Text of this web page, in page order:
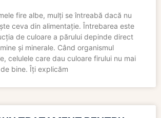
fire albe, mulți se întreabă dacă nu
ceva din alimentație. Întrebarea este
de culoare a părului depinde direct
și minerale. Când organismul
celulele care dau culoare firului nu mai
bine. Îți explicăm